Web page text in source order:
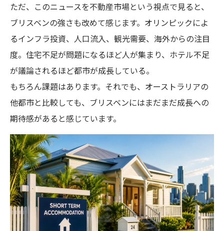
ただ、このニュースを不動産市場という視点で見ると、
ブリスベンの強さも改めて感じます。オリンピックによ
るインフラ投資、人口流入、観光需要、海外からの注目
度。住宅不足が問題になるほど人が集まり、ホテル不足
が議論されるほど都市が成長している。
もちろん課題はあります。それでも、オーストラリアの
他都市と比較しても、ブリスベンにはまだまだ成長への
期待感があると感じています。